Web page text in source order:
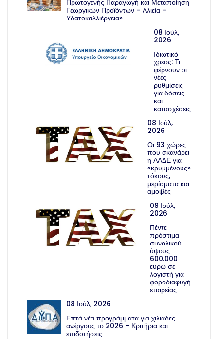
Πρωτογενής Παραγωγή και Μεταποίηση
Γεωργικών Προϊόντων – Αλιεία –
Υδατοκαλλιέργεια»
08 Ιούλ,
2026
Ιδιωτικό
χρέος: Τι
φέρνουν οι
νέες
ρυθμίσεις
για δόσεις
και
κατασχέσεις
08 Ιούλ,
2026
Οι 93 χώρες
που σκανάρει
η ΑΑΔΕ για
«κρυμμένους»
τόκους,
μερίσματα και
αμοιβές
08 Ιούλ,
2026
Πέντε
πρόστιμα
συνολικού
ύψους
600.000
ευρώ σε
λογιστή για
φοροδιαφυγή
εταιρείας
08 Ιούλ, 2026
Επτά νέα προγράμματα για χιλιάδες
ανέργους το 2026 – Κριτήρια και
επιδοτήσεις